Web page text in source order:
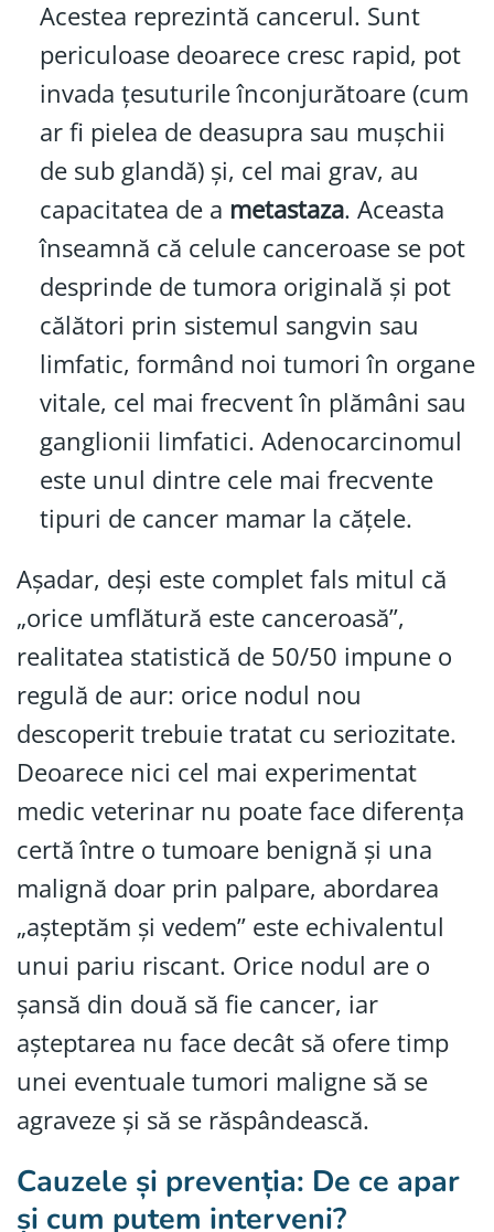
Acestea reprezintă cancerul. Sunt
periculoase deoarece cresc rapid, pot
invada țesuturile înconjurătoare (cum
ar fi pielea de deasupra sau mușchii
de sub glandă) și, cel mai grav, au
capacitatea de a metastaza. Aceasta
înseamnă că celule canceroase se pot
desprinde de tumora originală și pot
călători prin sistemul sangvin sau
limfatic, formând noi tumori în organe
vitale, cel mai frecvent în plămâni sau
ganglionii limfatici. Adenocarcinomul
este unul dintre cele mai frecvente
tipuri de cancer mamar la cățele.
Așadar, deși este complet fals mitul că
„orice umflătură este canceroasă”,
realitatea statistică de 50/50 impune o
regulă de aur: orice nodul nou
descoperit trebuie tratat cu seriozitate.
Deoarece nici cel mai experimentat
medic veterinar nu poate face diferența
certă între o tumoare benignă și una
malignă doar prin palpare, abordarea
„așteptăm și vedem” este echivalentul
unui pariu riscant. Orice nodul are o
șansă din două să fie cancer, iar
așteptarea nu face decât să ofere timp
unei eventuale tumori maligne să se
agraveze și să se răspândească.
Cauzele și prevenția: De ce apar
și cum putem interveni?